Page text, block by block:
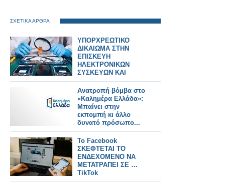
ΣΧΕΤΙΚΑ ΑΡΘΡΑ
ΥΠΟΡΧΡΕΩΤΙΚΟ
ΔΙΚΑΙΩΜΑ ΣΤΗΝ
ΕΠΙΣΚΕΥΗ
ΗΛΕΚΤΡΟΝΙΚΩΝ
ΣΥΣΚΕΥΩΝ ΚΑΙ
SPARTPHONES ΣΤΗΝ
ΕΛΛΑΔΑ
Ανατροπή βόμβα στο
«Καλημέρα Ελλάδα»:
Μπαίνει στην
εκπομπή κι άλλο
δυνατό πρόσωπο...
Το Facebook
ΣΚΕΦΤΕΤΑΙ ΤΟ
ΕΝΔΕΧΟΜΕΝΟ ΝΑ
ΜΕΤΑΤΡΑΠΕΙ ΣΕ …
TikTok